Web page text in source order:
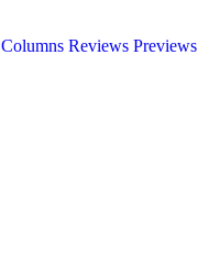
Columns Reviews Previews